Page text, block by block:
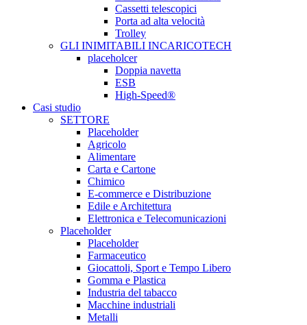
Cassetti telescopici
Porta ad alta velocità
Trolley
GLI INIMITABILI INCARICOTECH
placeholcer
Doppia navetta
ESB
High-Speed®
Casi studio
SETTORE
Placeholder
Agricolo
Alimentare
Carta e Cartone
Chimico
E-commerce e Distribuzione
Edile e Architettura
Elettronica e Telecomunicazioni
Placeholder
Placeholder
Farmaceutico
Giocattoli, Sport e Tempo Libero
Gomma e Plastica
Industria del tabacco
Macchine industriali
Metalli